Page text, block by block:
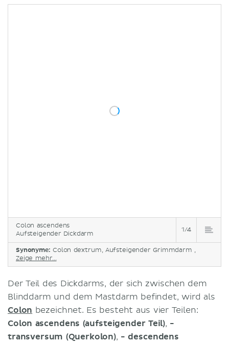
Colon ascendens
Aufsteigender Dickdarm
1/4
Synonyme: Colon dextrum, Aufsteigender Grimmdarm ,
Zeige mehr...
Der Teil des Dickdarms, der sich zwischen dem
Blinddarm und dem Mastdarm befindet, wird als
Colon bezeichnet. Es besteht aus vier Teilen:
Colon ascendens (aufsteigender Teil), -
transversum (Querkolon), - descendens